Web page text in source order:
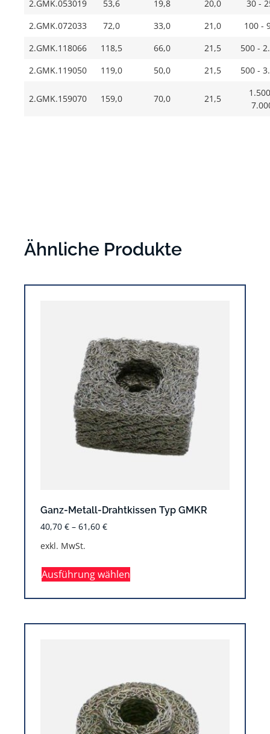
2.GMK.053019 53,6 19,8 20,0
30 -
2.GMK.072033
72,0 33,0 21,0
100 -
2.GMK.118066
118,5 66,0 21,5
500 -
2.GMK.119050
119,0 50,0 21,5 500 -
2.GMK.159070 159,0 70,0 21,5
Ähnliche Produkte
Ganz-Metall-Drahtkissen Typ GMKR
40,70 € – 61,60 €
exkl. MwSt.
Ausführung wählen